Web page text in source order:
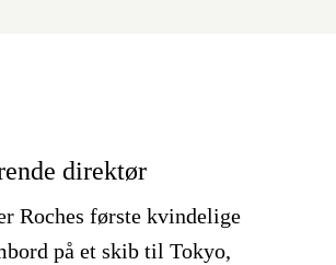
direktør
Roches første kvindelige
på et skib til Tokyo,